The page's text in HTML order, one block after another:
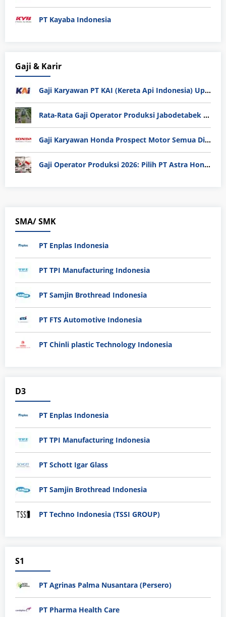
PT Kayaba Indonesia
Gaji & Karir
Gaji Karyawan PT KAI (Kereta Api Indonesia) Update 2025
Rata-Rata Gaji Operator Produksi Jabodetabek 2025: Bedah Tuntas UMK, Lemburan, dan Realita Hidup Buruh
Gaji Karyawan Honda Prospect Motor Semua Divisi
Gaji Operator Produksi 2026: Pilih PT Astra Honda Motor (AHM) atau Manufaktur di Jepang?
SMA/ SMK
PT Enplas Indonesia
PT TPI Manufacturing Indonesia
PT Samjin Brothread Indonesia
PT FTS Automotive Indonesia
PT Chinli plastic Technology Indonesia
D3
PT Enplas Indonesia
PT TPI Manufacturing Indonesia
PT Schott Igar Glass
PT Samjin Brothread Indonesia
PT Techno Indonesia (TSSI GROUP)
S1
PT Agrinas Palma Nusantara (Persero)
PT Pharma Health Care